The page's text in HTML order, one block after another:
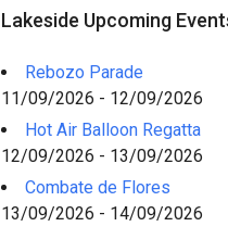
Lakeside Upcoming
Rebozo Parade
11/09/2026 - 12/09/2026
Hot Air Balloon Regatta
12/09/2026 - 13/09/2026
Combate de Flores
13/09/2026 - 14/09/2026